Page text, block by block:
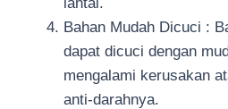
Bahan Mudah Dicuci :
dapat dicuci dengan
mengalami kerusakan
anti-darahnya.